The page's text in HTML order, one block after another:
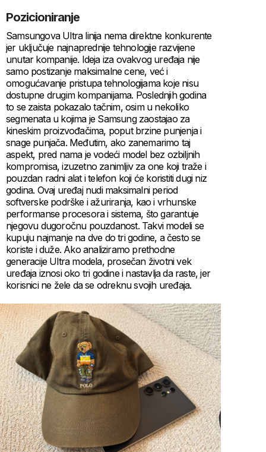
Pozicioniranje
Samsungova Ultra linija nema direktne konkurente
jer uključuje najnaprednije tehnologije razvijene
unutar kompanije. Ideja iza ovakvog uređaja nije
samo postizanje maksimalne cene, već i
omogućavanje pristupa tehnologijama koje nisu
dostupne drugim kompanijama. Poslednjih godina
to se zaista pokazalo tačnim, osim u nekoliko
segmenata u kojima je Samsung zaostajao za
kineskim proizvođačima, poput brzine punjenja i
snage punjača. Međutim, ako zanemarimo taj
aspekt, pred nama je vodeći model bez ozbiljnih
kompromisa, izuzetno zanimljiv za one koji traže i
pouzdan radni alat i telefon koji će koristiti dugi niz
godina. Ovaj uređaj nudi maksimalni period
softverske podrške i ažuriranja, kao i vrhunske
performanse procesora i sistema, što garantuje
njegovu dugoročnu pouzdanost. Takvi modeli se
kupuju najmanje na dve do tri godine, a često se
koriste i duže. Ako analiziramo prethodne
generacije Ultra modela, prosečan životni vek
uređaja iznosi oko tri godine i nastavlja da raste, jer
korisnici ne žele da se odreknu svojih uređaja.